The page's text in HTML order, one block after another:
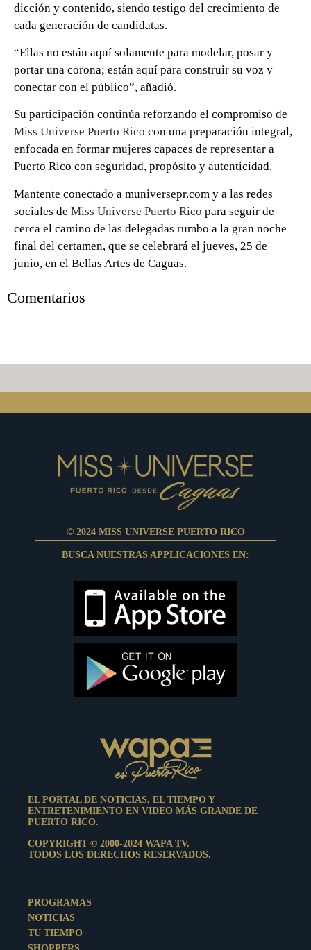
dicción y contenido, siendo testigo del crecimiento de
cada generación de candidatas.
“Ellas no están aquí solamente para modelar, posar y
portar una corona; están aquí para construir su voz y
conectar con el público”, añadió.
Su participación continúa reforzando el compromiso de
Miss Universe Puerto Rico con una preparación integral,
enfocada en formar mujeres capaces de representar a
Puerto Rico con seguridad, propósito y autenticidad.
Mantente conectado a muniversepr.com y a las redes
sociales de Miss Universe Puerto Rico para seguir de
cerca el camino de las delegadas rumbo a la gran noche
final del certamen, que se celebrará el jueves, 25 de
junio, en el Bellas Artes de Caguas.
Comentarios
© 2024 MISS UNIVERSE PUERTO RICO
BUSCA NUESTRAS APPLICACIONES EN:
EL PORTAL DE NOTICIAS, EL TIEMPO Y
ENTRETENIMIENTO EN VIDEO MÁS GRANDE DE
PUERTO RICO.
COPYRIGHT © 2000-2024 WAPA TV.
TODOS LOS DERECHOS RESERVADOS.
PROGRAMAS
NOTICIAS
TU TIEMPO